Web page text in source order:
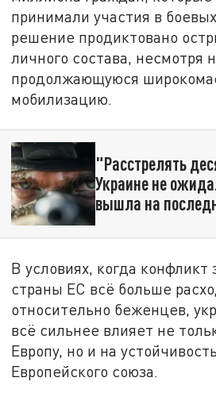
принимали участия в
решение продиктовано
личного состава, несмотря
продолжающуюся
мобилизацию.
"Расстрелять
Украине не
вышла на
В условиях, когда конфликт
страны ЕС всё больше
относительно беженцев,
всё сильнее влияет не
Европу, но и на
Европейского союза.